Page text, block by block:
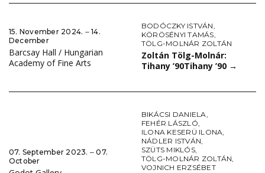
15. November 2024. ‒ 14.
December
Barcsay Hall / Hungarian
Academy of Fine Arts
BODÓCZKY ISTVÁN,
KÖRÖSÉNYI TAMÁS,
TÖLG-MOLNÁR ZOLTÁN
Zoltán Tölg-Molnár:
Tihany ’90Tihany ’90 →
07. September 2023. ‒ 07.
October
BIKÁCSI DANIELA,
FEHÉR LÁSZLÓ,
ILONA KESERÜ ILONA,
NÁDLER ISTVÁN,
SZÜTS MIKLÓS,
TÖLG-MOLNÁR ZOLTÁN,
VOJNICH ERZSÉBET